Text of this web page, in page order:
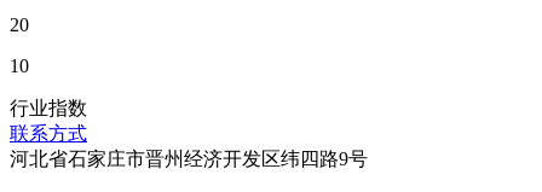
20
10
行业指数
联系方式
河北省石家庄市晋州经济开发区纬四路9号